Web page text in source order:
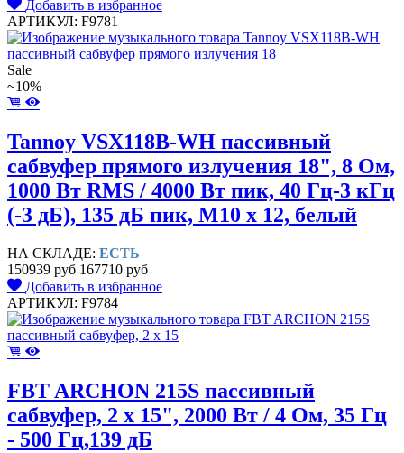
Добавить в избранное
АРТИКУЛ: F9781
Sale
~10%
Tannoy VSX118B-WH пассивный
сабвуфер прямого излучения 18", 8 Ом,
1000 Вт RMS / 4000 Вт пик, 40 Гц-3 кГц
(-3 дБ), 135 дБ пик, M10 x 12, белый
НА СКЛАДЕ: ЕСТЬ
150939 руб 167710 руб
Добавить в избранное
АРТИКУЛ: F9784
FBT ARCHON 215S пассивный
сабвуфер, 2 х 15", 2000 Вт / 4 Ом, 35 Гц
- 500 Гц,139 дБ